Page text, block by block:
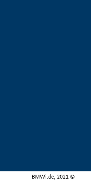
BMWi.de, 2021 ©